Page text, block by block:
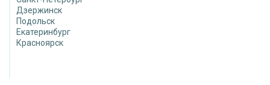
Дзержинск
Подольск
Екатеринбург
Красноярск